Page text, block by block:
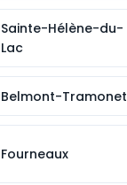
Sainte-Hélène-du-
Lac
Belmont-Tramonet
Fourneaux